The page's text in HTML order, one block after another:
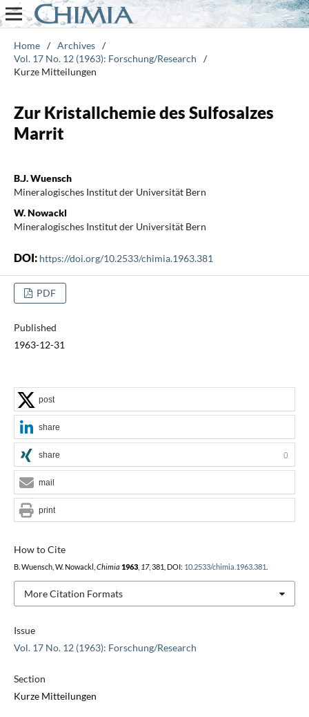
Home / Archives /
Vol. 17 No. 12 (1963): Forschung/Research
/
Kurze Mitteilungen
Zur Kristallchemie des Sulfosalzes
Marrit
B.J. Wuensch
Mineralogisches Institut der Universität Bern
W. Nowackl
Mineralogisches Institut der Universität Bern
DOI: https://doi.org/10.2533/chimia.1963.381
PDF
Published
1963-12-31
Issue
Vol. 17 No. 12 (1963): Forschung/Research
Section
Kurze Mitteilungen
How to Cite
B. Wuensch, W. Nowackl, Chimia 1963, 17, 381, DOI: 10.2533/chimia.1963.381
More Citation Formats
post
share
share 0
mail
print